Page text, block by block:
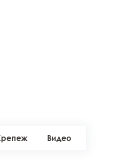
Видео